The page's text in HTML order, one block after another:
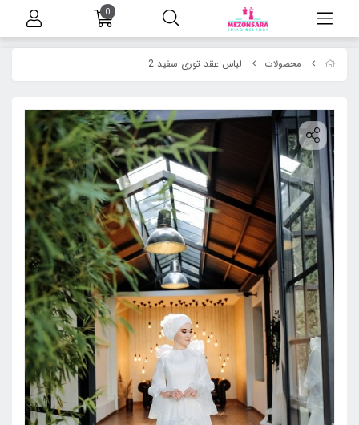
محصولات لباس عقد توری سفید 2
0